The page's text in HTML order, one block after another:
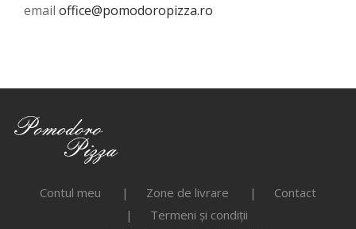
email office@pomodoropizza.ro
Contul meu Zone de livrare
Contact
Termeni și condiții